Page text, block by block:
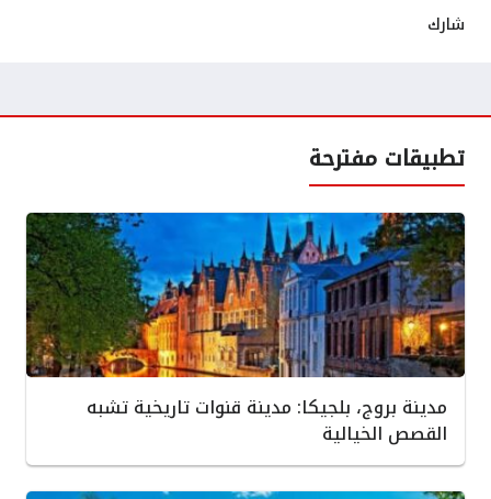
شارك
تطبيقات مفترحة
مدينة بروج، بلجيكا: مدينة قنوات تاريخية تشبه
القصص الخيالية